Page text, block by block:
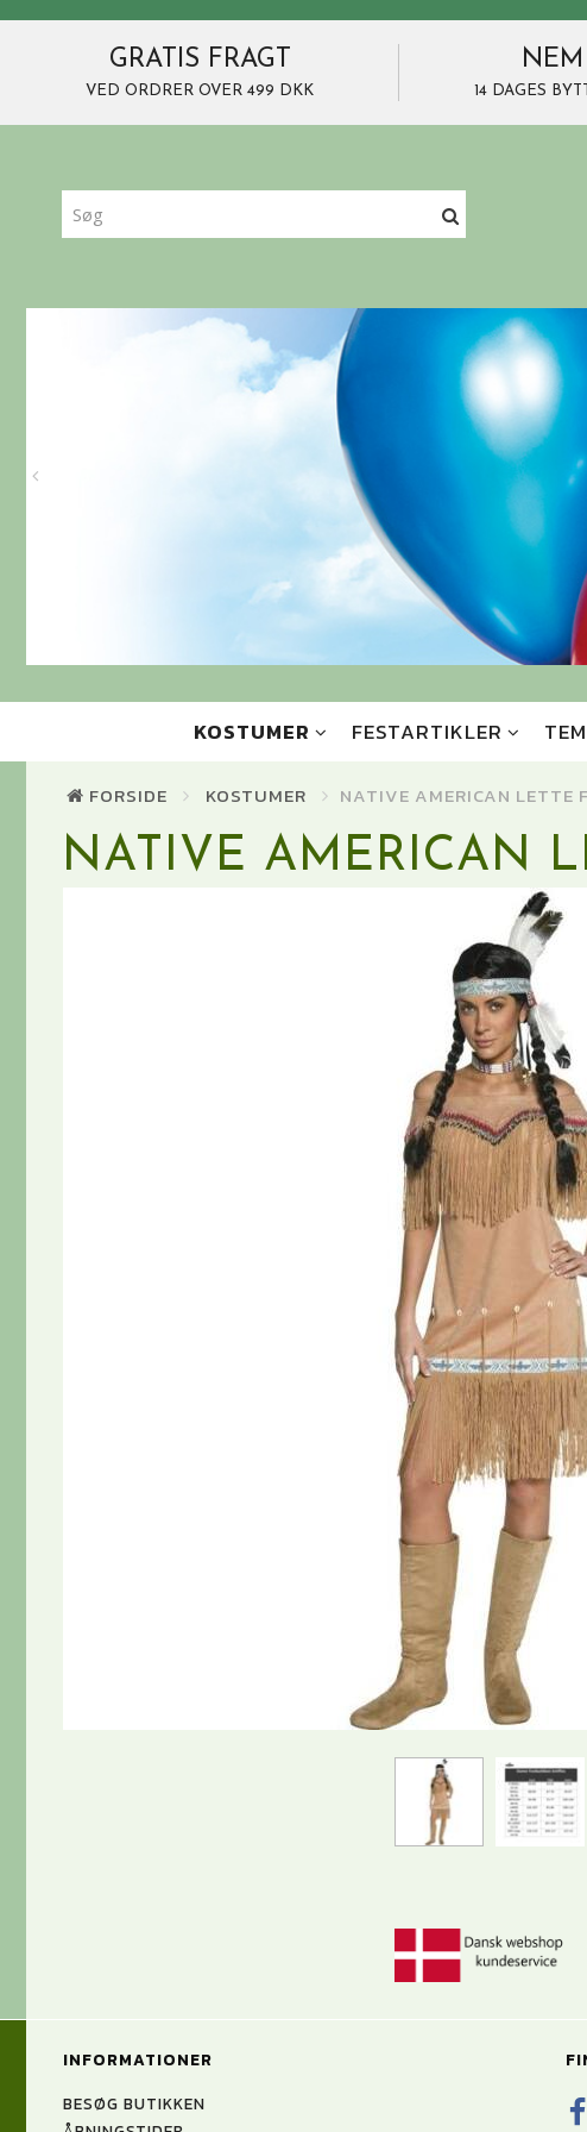
GRATIS FRAGT
VED ORDRER OVER 499 DKK
NEM
14 DAGES
KOSTUMER FESTARTIKLER
FORSIDE KOSTUMER NATIVE AMERICAN LETTE
NATIVE AMERICAN
INFORMATIONER
BESØG BUTIKKEN